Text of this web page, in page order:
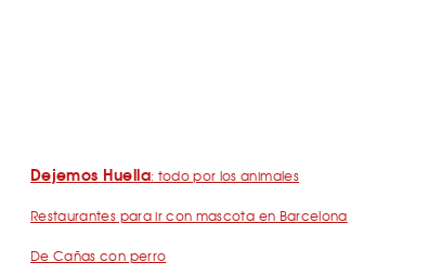
Dejemos Huella: todo por los animales
Restaurantes para ir con mascota en Barcelona
De Cañas con perro